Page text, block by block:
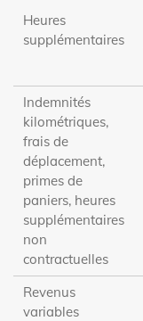
Heures
supplémentaires
Indemnités
kilométriques,
frais de
déplacement,
primes de
paniers, heures
supplémentaires
non
contractuelles
Revenus
variables